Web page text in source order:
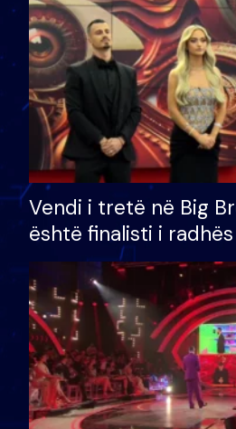
Vendi i tretë në Big
është finalisti i